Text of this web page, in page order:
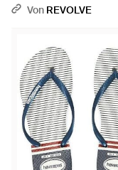
BlauVon REVOLVE